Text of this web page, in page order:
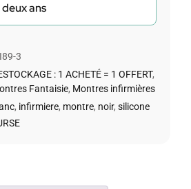
ans
3
: 1 ACHETÉ = 1 OFFERT,
Fantaisie, Montres infirmières
, infirmiere, montre, noir, silicone